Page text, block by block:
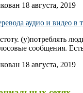
18 августа, 2019
аудио и видео в
(у)потреблять
сообщения.
18 августа, 2019